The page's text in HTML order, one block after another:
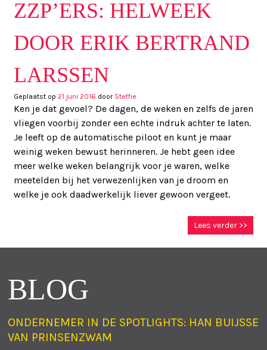
ZZP’ERS: HELWEEK
DOOR ERIK BERTRAND
LARSSEN
Geplaatst op 21 juni 2016 door Steffie
Ken je dat gevoel? De dagen, de weken en zelfs de jaren
vliegen voorbij zonder een echte indruk achter te laten.
Je leeft op de automatische piloot en kunt je maar
weinig weken bewust herinneren. Je hebt geen idee
meer welke weken belangrijk voor je waren, welke
meetelden bij het verwezenlijken van je droom en
welke je ook daadwerkelijk liever gewoon vergeet.
Lees verder >>
BLOG
ONDERNEMER IN DE SPOTLIGHTS: HAN BUIJSSE
VAN PRINSENZWAM